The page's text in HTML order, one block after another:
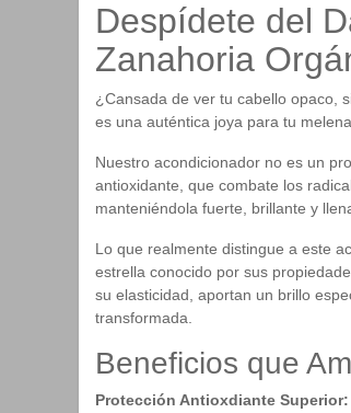
Despídete del
Zanahoria
¿Cansada de ver tu cabello opaco,
es una auténtica joya para tu
Nuestro acondicionador no es un
antioxidante, que combate los
manteniéndola fuerte, brillante y
Lo que realmente distingue a este
estrella conocido por sus
su elasticidad, aportan un brillo
transformada.
Beneficios que
Protección Antioxdiante Superior: